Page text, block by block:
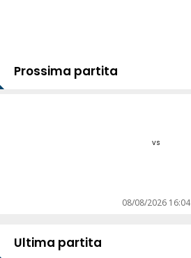
Prossima partita
vs
08/08/2026 16:04
Ultima partita